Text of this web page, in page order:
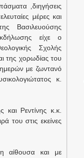
,διηγήσεις
μέρες και
Βασιλευούσης
είχε ο
Σχολής
της χορωδίας του
με ζωντανό
κ.
Ρεντίνης κ.κ.
του στις εκείνες
αίθουσα και με